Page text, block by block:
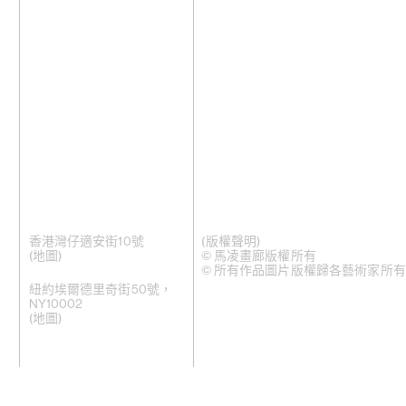
香港灣仔適安街10號
(地圖 )
紐約埃爾德里奇街50號，
NY10002
(地圖)
(版權聲明)
© 馬凌畫廊版權所有
© 所有作品圖片版權歸各藝術家所有